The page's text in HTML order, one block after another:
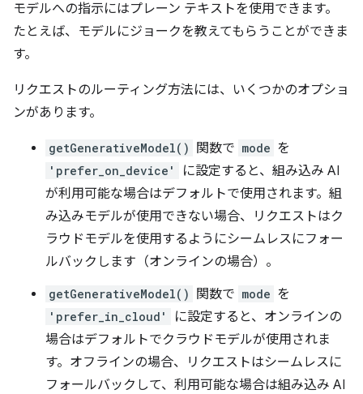
モデルへの指示にはプレーン テキストを使用できます。
たとえば、モデルにジョークを教えてもらうことができま
す。
リクエストのルーティング方法には、いくつかのオプショ
ンがあります。
getGenerativeModel() 関数で mode を
'prefer_on_device'
に設定すると、組み込み AI
が利用可能な場合はデフォルトで使用されます。組
み込みモデルが使用できない場合、リクエストはク
ラウドモデルを使用するようにシームレスにフォー
ルバックします（オンラインの場合）。
getGenerativeModel() 関数で mode を
'prefer_in_cloud'
に設定すると、オンラインの
場合はデフォルトでクラウドモデルが使用されま
す。オフラインの場合、リクエストはシームレスに
フォールバックして、利用可能な場合は組み込み AI